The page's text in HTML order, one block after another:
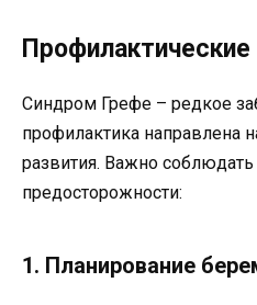
Синдром Грефе – редкое
профилактика направлена
развития. Важно
предосторожности:
1. Планирование